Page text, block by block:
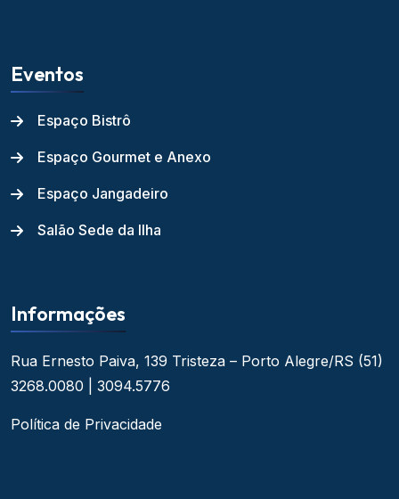
Eventos
Espaço Bistrô
Espaço Gourmet e Anexo
Espaço Jangadeiro
Salão Sede da Ilha
Informações
Rua Ernesto Paiva, 139 Tristeza – Porto Alegre/RS (51)
3268.0080 | 3094.5776
Política de Privacidade